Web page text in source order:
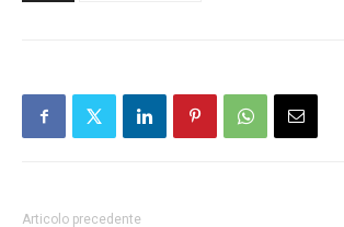
Articolo precedente